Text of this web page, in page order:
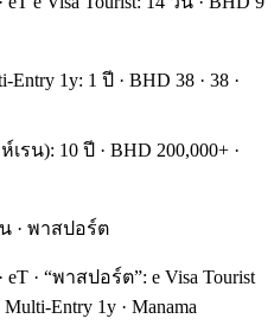
1y: 1 ปี · BHD 38 · 38 ·
รน): 10 ปี · BHD 200,000+ ·
· พาสปอร์ต
· “พาสปอร์ต”: e Visa Tourist
Entry 1y · Manama